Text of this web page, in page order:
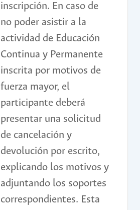
inscripción. En caso de
no poder asistir a la
actividad de Educación
Continua y Permanente
inscrita por motivos de
fuerza mayor, el
participante deberá
presentar una solicitud
de cancelación y
devolución por escrito,
explicando los motivos y
adjuntando los soportes
correspondientes. Esta